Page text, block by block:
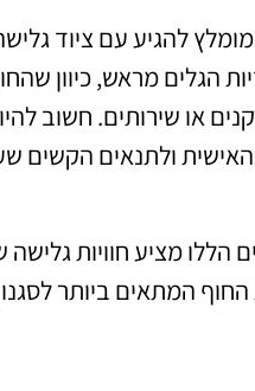
מומלץ להגיע עם ציוד
הגלים מראש, כיוון
או שירותים. חשוב
ולתנאים הקשים
מציע חוויות גלישה
המתאים ביותר